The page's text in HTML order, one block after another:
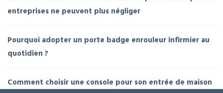
entreprises ne peuvent plus négliger
Pourquoi adopter un porte badge enrouleur infirmier au
quotidien ?
Comment choisir une console pour son entrée de maison